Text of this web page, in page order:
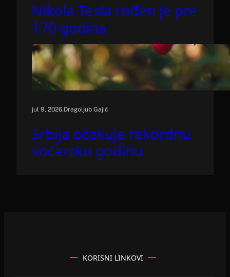
Nikola Tesla rođen je pre
170 godina
jul 9, 2026.Dragoljub Gajić
Srbija očekuje rekordnu
voćarsku godinu
KORISNI LINKOVI